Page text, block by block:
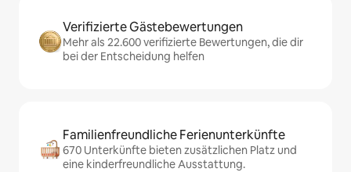
Verifizierte Gästebewertungen
Mehr als 22.600 verifizierte Bewertungen, die dir
bei der Entscheidung helfen
Familienfreundliche Ferienunterkünfte
670 Unterkünfte bieten zusätzlichen Platz und
eine kinderfreundliche Ausstattung.